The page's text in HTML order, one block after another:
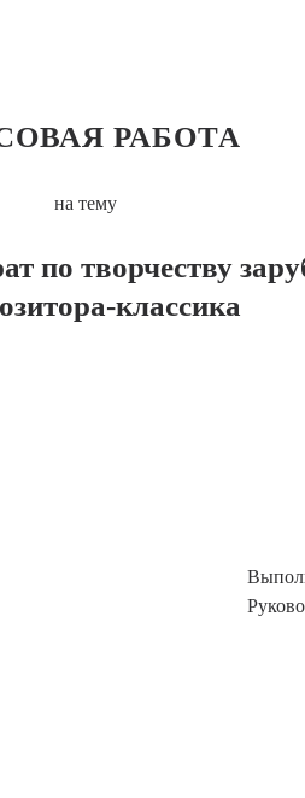
РАБОТА
на тему
по творчеству
классика